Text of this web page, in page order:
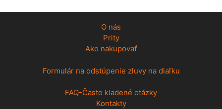
O nás
Prity
Ako nakupovať
Formulár na odstúpenie zluvy na diaľku
FAQ-Často kladené otázky
Kontakty